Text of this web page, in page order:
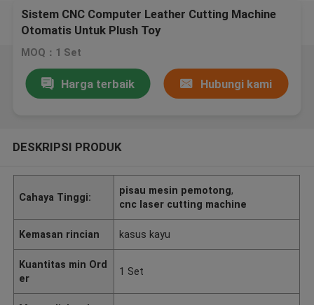
Sistem CNC Computer Leather Cutting Machine
Otomatis Untuk Plush Toy
MOQ：1 Set
Harga terbaik Hubungi kami
DESKRIPSI PRODUK
Cahaya Tinggi:
pisau mesin pemotong,
cnc laser cutting machine
Kemasan rincian kasus kayu
Kuantitas min Ord
er
1 Set